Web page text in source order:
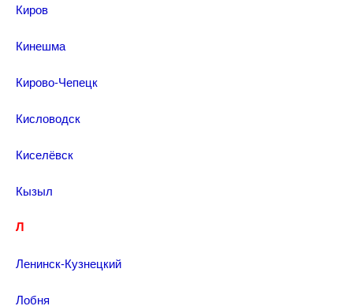
Киров
Кинешма
Кирово-Чепецк
Кисловодск
Киселёвск
Кызыл
Л
Ленинск-Кузнецкий
Лобня